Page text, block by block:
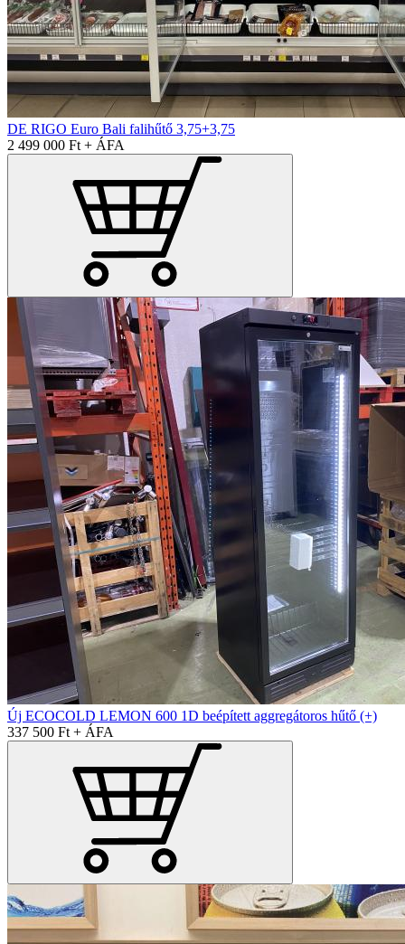
DE RIGO Euro Bali falihűtő 3,75+3,75
2 499 000 Ft + ÁFA
Új ECOCOLD LEMON 600 1D beépített aggregátoros hűtő (+)
337 500 Ft + ÁFA